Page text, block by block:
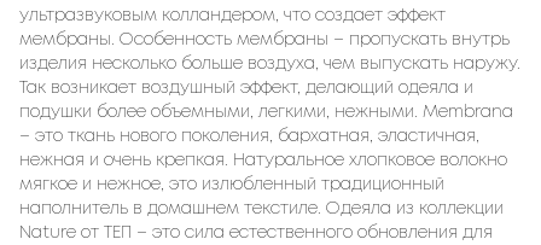
ультразвуковым колландером, что создает эффект
мембраны. Особенность мембраны – пропускать внутрь
изделия несколько больше воздуха, чем выпускать наружу.
Так возникает воздушный эффект, делающий одеяла и
подушки более объемными, легкими, нежными. Membrana
– это ткань нового поколения, бархатная, эластичная,
нежная и очень крепкая. Натуральное хлопковое волокно
мягкое и нежное, это излюбленный традиционный
наполнитель в домашнем текстиле. Одеяла из коллекции
Nature от ТЕП – это сила естественного обновления для